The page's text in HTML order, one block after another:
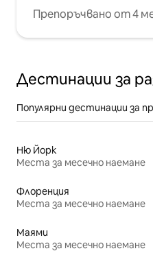
Препоръчвано от 4
Дестинации за
Популярни дестинации за
Ню Йорк
Места за месечно наемане
Флоренция
Места за месечно наемане
Маями
Места за месечно наемане